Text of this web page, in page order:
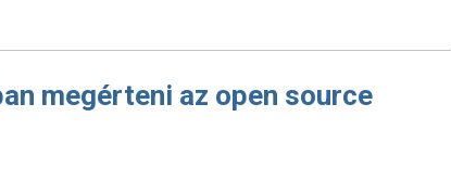
megérteni az open source